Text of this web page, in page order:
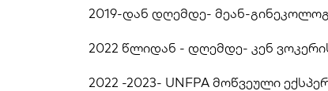
2019-დან დღემდე- მეან-
2022 წლიდან - დღემდე- კენ
2022 -2023- UNFPA მოწვეული